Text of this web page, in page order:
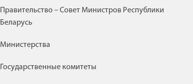
Правительство – Совет Министров Республики
Беларусь
Министерства
Государственные комитеты